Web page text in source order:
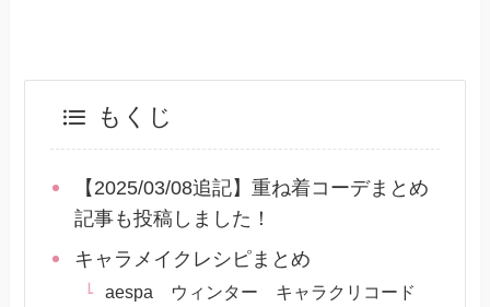
もくじ
【2025/03/08追記】重ね着コーデまとめ
記事も投稿しました！
キャラメイクレシピまとめ
aespa ウィンター キャラクリコード